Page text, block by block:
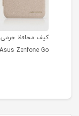
Zenfone Go